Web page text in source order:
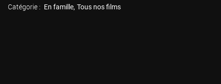
Catégorie : En famille Tous nos films